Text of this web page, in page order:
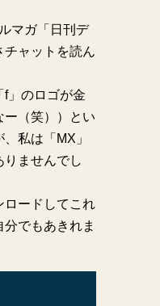
マガ「日刊デ
チャットを読ん
f」のロゴが金
ー（笑））とい
私は「MX」
ませんでし
ロードしてこれ
でもあきれま